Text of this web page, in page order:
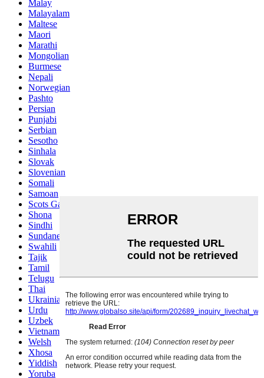
Malay
Malayalam
Maltese
Maori
Marathi
Mongolian
Burmese
Nepali
Norwegian
Pashto
Persian
Punjabi
Serbian
Sesotho
Sinhala
Slovak
Slovenian
Somali
Samoan
Scots Gaelic
Shona
Sindhi
Sundanese
Swahili
Tajik
Tamil
Telugu
Thai
Ukrainian
Urdu
Uzbek
Vietnamese
Welsh
Xhosa
Yiddish
Yoruba